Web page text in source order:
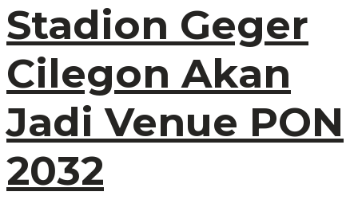
Stadion Geger
Cilegon Akan
Jadi Venue PON
2032